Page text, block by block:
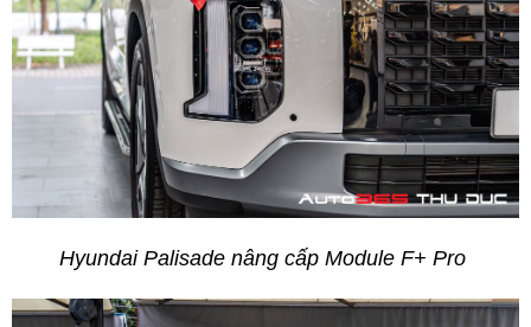
Hyundai Palisade nâng cấp Module F+ Pro